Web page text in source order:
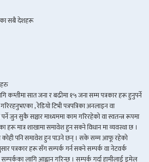
सबै देशहरू
कम्तीमा सात जना र बढीमा १५ जना सम्म पत्रकार हरू हुनुपर्ने
, रेडियो टिभी पत्रपत्रिका अनलाइन वा
पर्ने जुन सुकै सञ्चार माध्यममा काम गरिरहेको वा स्वतन्त्र रूपमा
हरू मात्र शाखामा समावेश हुन सक्ने विधान मा व्यवस्था छ ।
कोही पनि समावेश हुन पाउने छन् । सके सम्म आफू रहेको
पत्रकार हरू सँग सम्पर्क गर्न सक्ने सम्पर्क वा नेटवर्क
लागि आह्वान गरिन्छ । सम्पर्क गर्दा हामीलाई इमेल